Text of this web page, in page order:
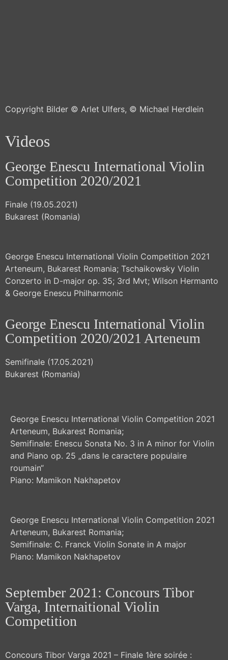
Copyright Bilder © Arlet Ulfers, © Michael Herdlein
Videos
George Enescu International Violin
Competition 2020/2021
Finale (19.05.2021)
Bukarest (Romania)​
dem
Laden
des
akzeptieren
Sie die
Datenschutzerklärung
erfahren
Video
laden
immer
entsperren
George Enescu International Violin Competition 2021
Arteneum, Bukarest Romania; Tschaikowsky Violin
Conzerto in D-major op. 35; 3rd Mvt; Wilson Hermanto
& George Enescu Philharmonic
George Enescu International Violin
Competition 2020/2021 Arteneum
Semifinale (17.05.2021)
Bukarest (Romania)
Mit
dem
Laden
des
Videos
akzeptieren
Sie die
erfahren
Video
laden
immer
George Enescu International Violin Competition 2021
Arteneum, Bukarest Romania;
Semifinale: Enescu Sonata No. 3 in A minor for Violin
and Piano op. 25 „dans le caractere populaire
roumain“
Piano: Mamikon Nakhapetov
Mit
dem
Laden
des
Videos
akzeptieren
Sie die
Datenschutzerklärung
erfahren
Video
laden
entsperren
George Enescu International Violin Competition 2021
Arteneum, Bukarest Romania;
Semifinale: C. Franck Violin Sonate in A major
Piano: Mamikon Nakhapetov
September 2021: Concours Tibor
Varga, Internaitional Violin
Competition
Mit
Videos
akzeptieren
Sie die
Datenschutzerklärung
von
erfahren
Concours Tibor Varga 2021 – Finale 1ère soirée :